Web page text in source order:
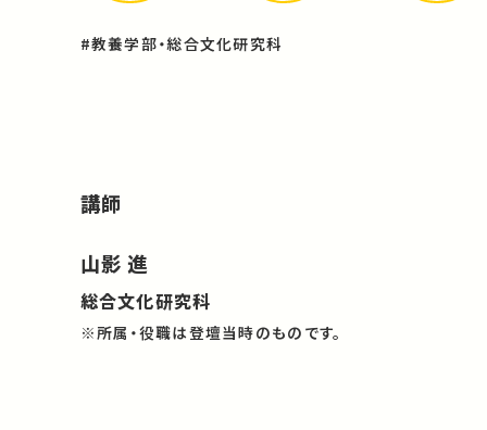
#教養学部・総合文化研究科
講師
山影 進
総合文化研究科
※所属・役職は登壇当時のものです。